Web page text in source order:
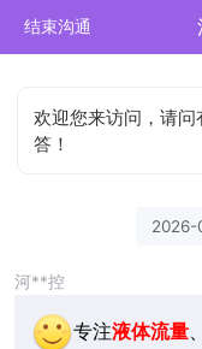
结束沟通
欢迎您来访问，请
答！
2026-
河**控
专注液体流量、